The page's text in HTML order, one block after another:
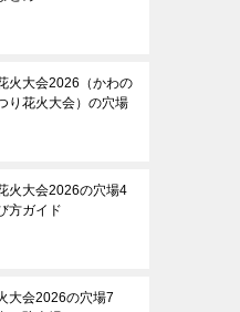
火大会2026（かわの
り花火大会）の穴場
火大会2026の穴場4
方ガイド
大会2026の穴場7